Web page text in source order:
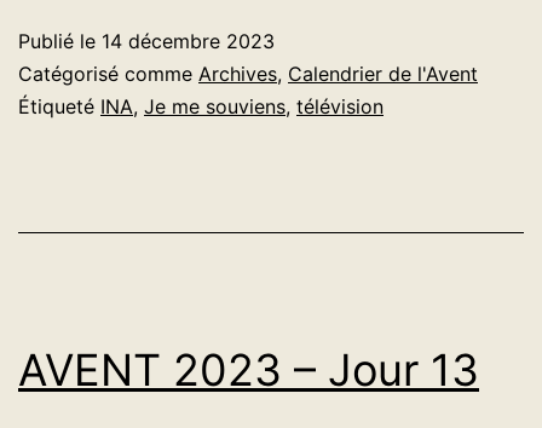
Jour
14
Publié le 14 décembre 2023
Catégorisé comme Archives, Calendrier de l'Avent
Étiqueté INA, Je me souviens, télévision
AVENT 2023 – Jour 13